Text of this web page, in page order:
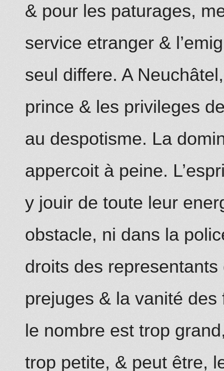
& pour les paturages,
service etranger &
seul differe. A
prince & les privileges
au despotisme. La
appercoit à peine.
y jouir de toute leur
obstacle, ni dans la
droits des
prejuges & la vanité
le nombre est trop
trop petite, & peut être,